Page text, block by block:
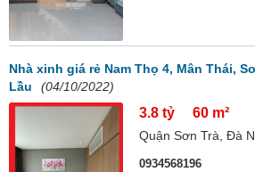
Nhà xinh giá rẻ Nam Thọ 4, Mân Thái,
Lầu
(04/10/2022)
3.8 tỷ 60 m²
Quận Sơn Trà, Đà
0934568196